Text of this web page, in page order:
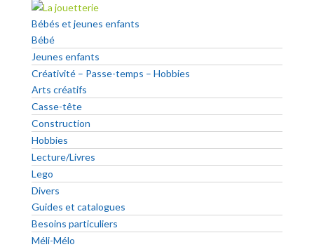
Bébés et jeunes enfants
Bébé
Jeunes enfants
Créativité – Passe-temps – Hobbies
Arts créatifs
Casse-tête
Construction
Hobbies
Lecture/Livres
Lego
Divers
Guides et catalogues
Besoins particuliers
Méli-Mélo